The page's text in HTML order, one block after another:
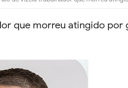
que morreu atingido por